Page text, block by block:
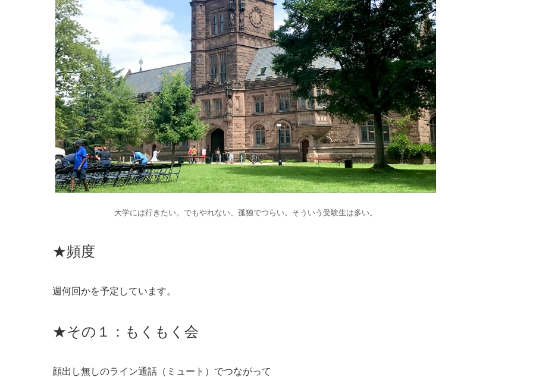
大学には行きたい。でもやれない。孤独でつらい。そういう受験生は多い。
★頻度
週何回かを予定しています。
★その１：もくもく会
顔出し無しのライン通話（ミュート）でつながって